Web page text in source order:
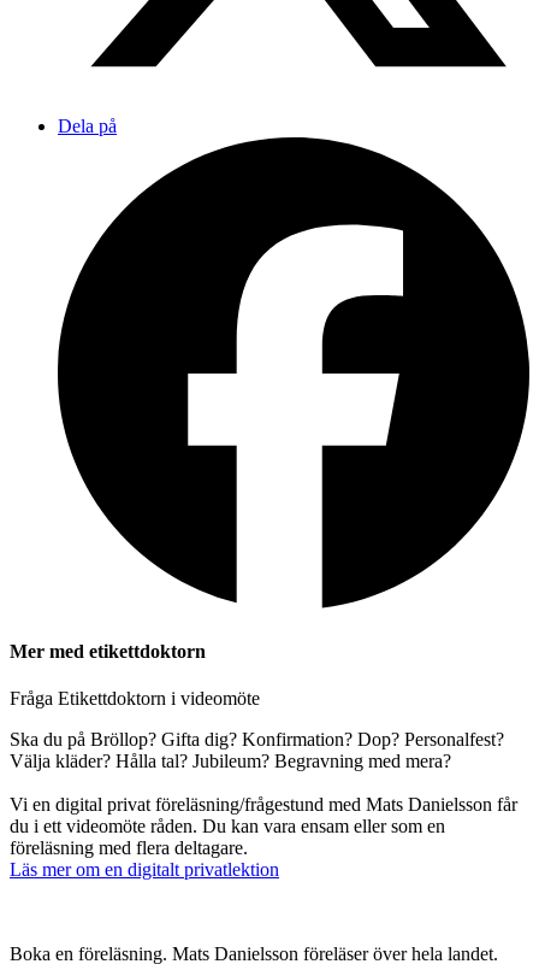
Dela på
Mer med etikettdoktorn
Fråga Etikettdoktorn i videomöte
Ska du på Bröllop? Gifta dig? Konfirmation? Dop? Personalfest?
Välja kläder? Hålla tal? Jubileum? Begravning med mera?
Vi en digital privat föreläsning/frågestund med Mats Danielsson får
du i ett videomöte råden. Du kan vara ensam eller som en
föreläsning med flera deltagare.
Läs mer om en digitalt privatlektion
Boka en föreläsning. Mats Danielsson föreläser över hela landet.